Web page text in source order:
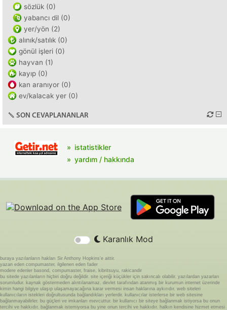
sözlük (0)
yabancı dil (0)
yer/yön (2)
alınık/satılık (0)
gönül işleri (0)
hayvan (1)
kayıp (0)
kan aranıyor (0)
ev/kalacak yer (0)
SON CEVAPLANANLAR
istatistikler
yardım / hakkında
Karanlık Mod
buraya yazılanların hakları Sir Anthony Hopkins'e aittir.
yazan eden compumaster, ilgilenen eden fader
modere edenler basond, compumaster, fraise, kibritsuyu, rakicandir
bu sitede yazılanların hiçbiri doğru değildir. site içeriği küçükler için sakıncalı olabilir. yazılardan yazarları
sorumludur. kaynak göstermeden alıntılanamaz. devlet tarafından atanmış bir kurumun internet üzerinde
kimin hangi bilgiye ulaşıp ulaşamayacağına karar vermesi insan haklarına aykırıdır. web siteleri
kullanıcıların istekleri doğrultusunda bağlandıkları yerlerdir. kullanıcılar isterlerse bir web sitesine
bağlanmayabilirler. bu güçleri ve imkanları mevcuttur. bir kullanıcı bir siteye bağlanmak istiyorsa bu onun
tercihi ve hakkıdır. bağlanmak istemiyorsa bu yine onun tercihi ve hakkıdır. halkın kendisine hizmet etmesi